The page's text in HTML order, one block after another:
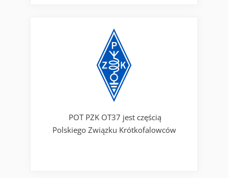
POT PZK OT37 jest częścią
Polskiego Związku Krótkofalowców